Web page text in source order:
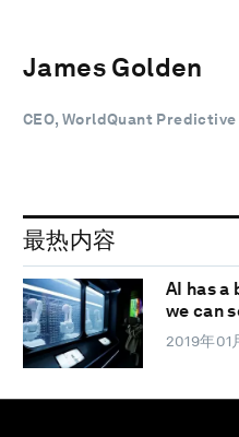
James Golden
CEO, WorldQuant Predictive
最热内容
AI has a
we can
2019年01